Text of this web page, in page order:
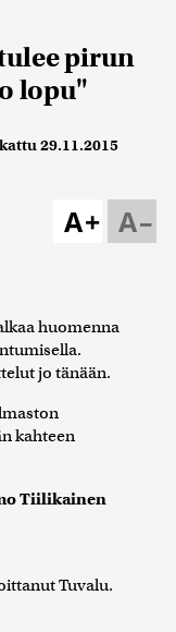
pirun
lopu"
29.11.2015
A–
A+
huomenna
jo tänään.
kahteen
Tiilikainen
Tuvalu.